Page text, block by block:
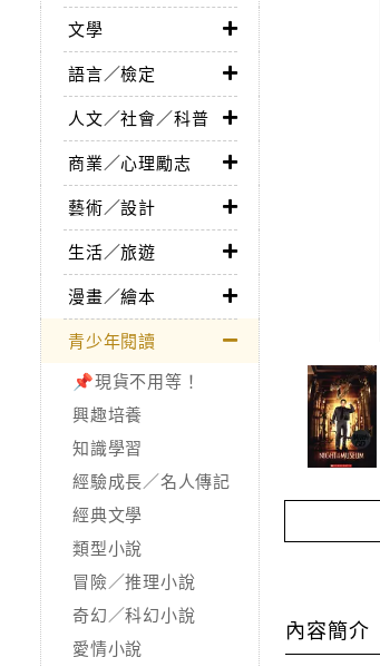
文學
語言／檢定
人文／社會／科普
商業／心理勵志
藝術／設計
生活／旅遊
漫畫／繪本
青少年閱讀
📌現貨不用等！
興趣培養
知識學習
經驗成長／名人傳記
經典文學
類型小說
冒險／推理小說
奇幻／科幻小說
愛情小說
內容簡介